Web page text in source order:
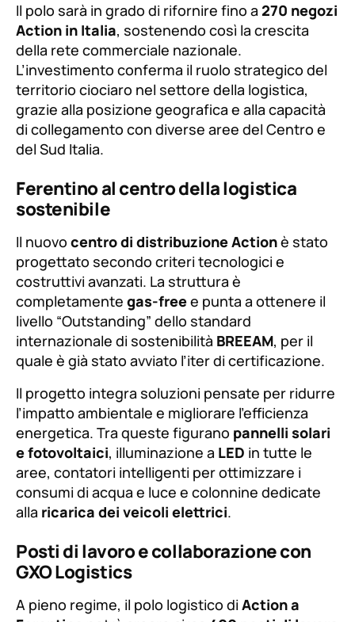
Il polo sarà in grado di rifornire fino a 270 negozi
Action in Italia, sostenendo così la crescita
della rete commerciale nazionale.
L’investimento conferma il ruolo strategico del
territorio ciociaro nel settore della logistica,
grazie alla posizione geografica e alla capacità
di collegamento con diverse aree del Centro e
del Sud Italia.
Ferentino al centro della logistica
sostenibile
Il nuovo centro di distribuzione Actionè stato
progettato secondo criteri tecnologici e
costruttivi avanzati. La struttura è
completamente gas-freee punta a ottenere il
livello “Outstanding” dello standard
internazionale di sostenibilità BREEAM, per il
quale è già stato avviato l’iter di certificazione.
Il progetto integra soluzioni pensate per ridurre
l’impatto ambientale e migliorare l’efficienza
energetica. Tra queste figurano pannelli solari
e fotovoltaici, illuminazione a LED in tutte le
aree, contatori intelligenti per ottimizzare i
consumi di acqua e luce e colonnine dedicate
alla ricarica dei veicoli elettrici.
Posti di lavoro e collaborazione con
GXO Logistics
A pieno regime, il polo logistico di Action a